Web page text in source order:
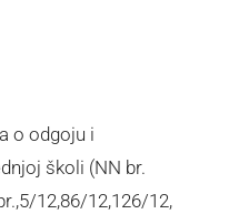
o odgoju i
školi (NN br.
12,86/12,126/12,